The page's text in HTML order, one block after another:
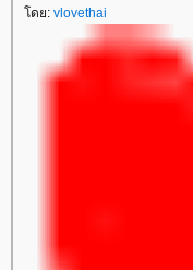
ดย: vlovethai